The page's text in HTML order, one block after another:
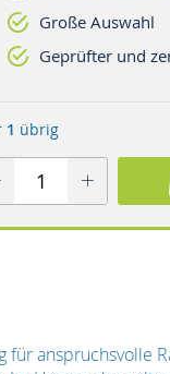
Große Auswahl
Geprüfter und
1 übrig
anspruchsvolle